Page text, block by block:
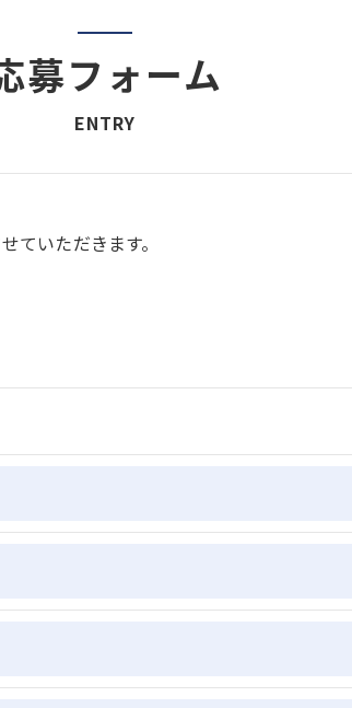
募フォーム
ENTRY
ていただきます。
委託する場合があります。